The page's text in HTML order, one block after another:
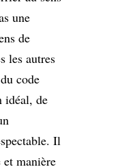
une
de
les autres
code
idéal, de
Il
manière